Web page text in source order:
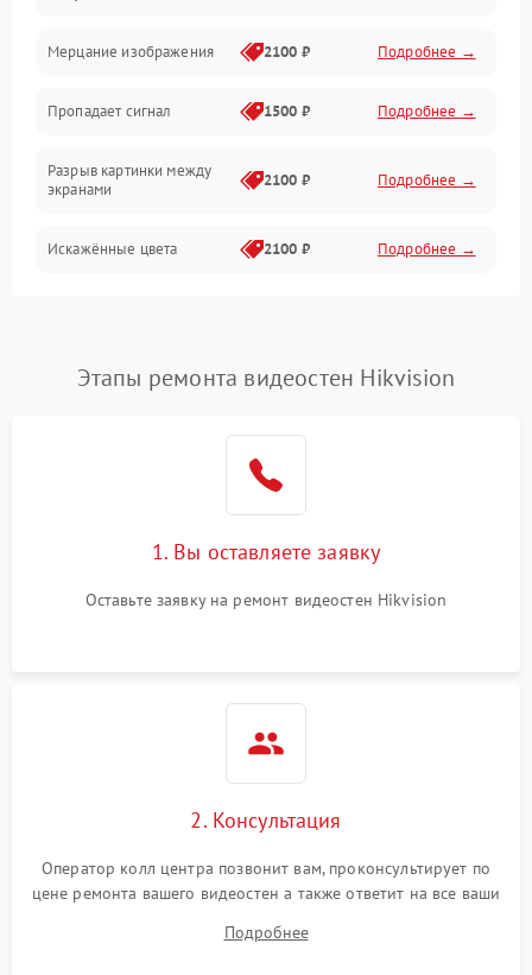
Мерцание изображения 2100 ₽ Подробнее →
Пропадает сигнал 1500 ₽ Подробнее →
Разрыв картинки между
экранами
2100 ₽ Подробнее →
Искажённые цвета 2100 ₽ Подробнее →
Артефакты изображения Подробнее →
Этапы ремонта видеостен Hikvision
1. Вы оставляете заявку
Оставьте заявку на ремонт видеостен Hikvision
2. Консультация
Оператор колл центра позвонит вам, проконсультирует по
цене ремонта вашего видеостен а также ответит на все ваши
Подробнее